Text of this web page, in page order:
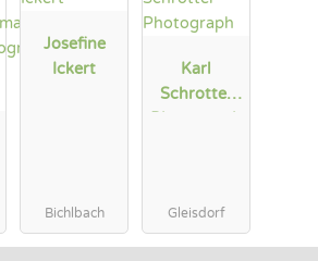
Josefine
Ickert
Bichlbach
Karl
Schrotter
Gleisdorf